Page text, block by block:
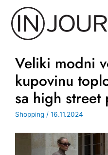
sadržaj
Veliki modni
kupovinu
sa high street
Shopping /16.11.2024